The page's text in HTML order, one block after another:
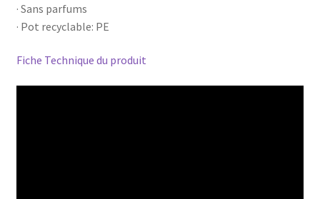
· Sans parfums
· Pot recyclable: PE
Fiche Technique du produit